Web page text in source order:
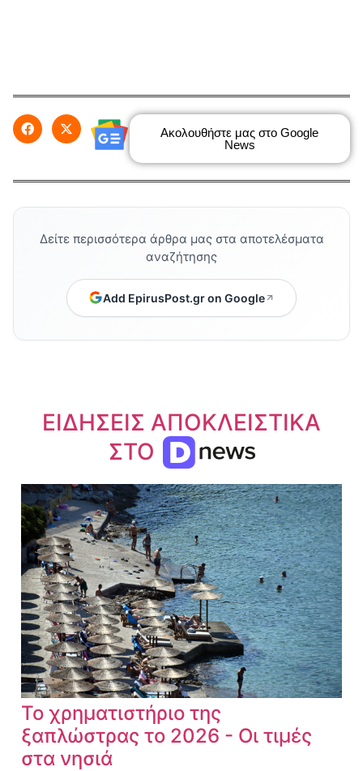
Ακολουθήστε μας στο Google
News
Δείτε περισσότερα άρθρα μας στα αποτελέσματα
αναζήτησης
Add EpirusPost.gr on Google
ΕΙΔΗΣΕΙΣ ΑΠΟΚΛΕΙΣΤΙΚΑ
ΣΤΟ
Το χρηματιστήριο της
ξαπλώστρας το 2026 - Οι τιμές
στα νησιά